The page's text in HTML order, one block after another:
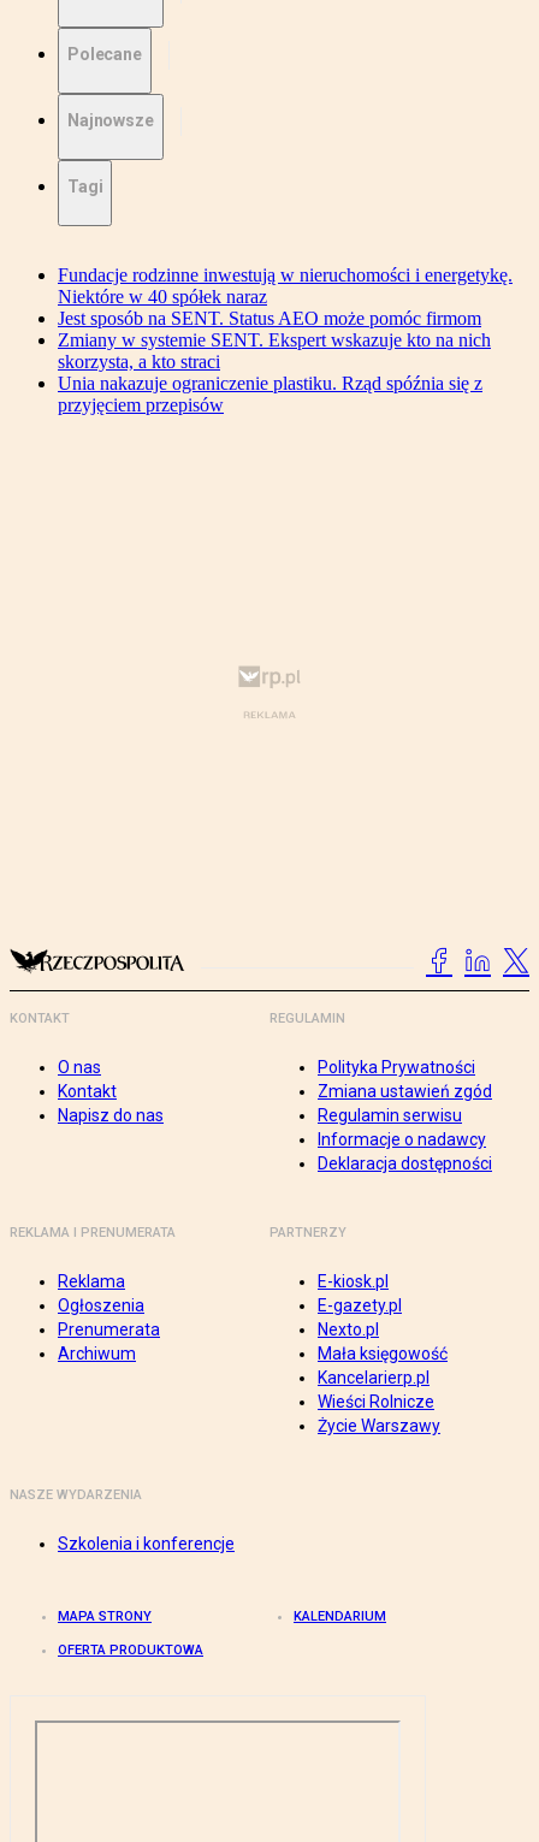
Polecane
Najnowsze
Tagi
Fundacje rodzinne inwestują w nieruchomości i energetykę.
Niektóre w 40 spółek naraz
Jest sposób na SENT. Status AEO może pomóc firmom
Zmiany w systemie SENT. Ekspert wskazuje kto na nich
skorzysta, a kto straci
Unia nakazuje ograniczenie plastiku. Rząd spóźnia się z
przyjęciem przepisów
KONTAKT
O nas
Kontakt
Napisz do nas
REGULAMIN
Polityka Prywatności
Zmiana ustawień zgód
Regulamin serwisu
Informacje o nadawcy
Deklaracja dostępności
REKLAMA I PRENUMERATA
Reklama
Ogłoszenia
Prenumerata
Archiwum
PARTNERZY
E-kiosk.pl
E-gazety.pl
Nexto.pl
Mała księgowość
Kancelarierp.pl
Wieści Rolnicze
Życie Warszawy
NASZE WYDARZENIA
Szkolenia i konferencje
MAPA STRONY KALENDARIUM
OFERTA PRODUKTOWA